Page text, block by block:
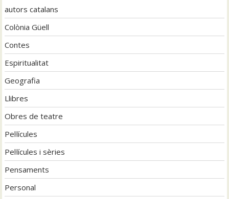
autors catalans
Colònia Güell
Contes
Espiritualitat
Geografia
Llibres
Obres de teatre
Pel·lícules
Pel·lícules i sèries
Pensaments
Personal